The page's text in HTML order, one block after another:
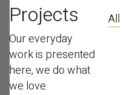
Projects
Our everyday
work is presented
here, we do what
we love.
All